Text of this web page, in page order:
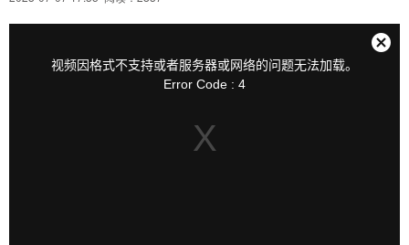
视频因格式不支持或者服务器或网络的问题无法加载。
Error Code : 4
关